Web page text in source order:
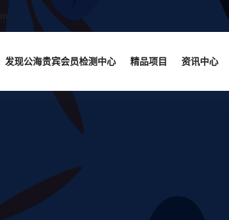
发现公海贵宾会员检测中心 精品项目 资讯中心